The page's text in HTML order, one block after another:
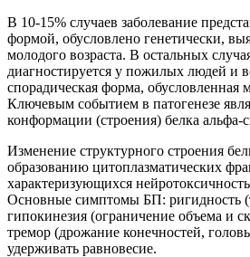
В 10-15% случаев заболевание
формой, обусловлено генетически,
молодого возраста. В остальных
диагностируется у пожилых людей и
спорадическая форма, обусловленная
Ключевым событием в патогенезе
конформации (строения) белка альфа-
Изменение структурного строения
образованию цитоплазматических
характеризующихся
Основные симптомы БП: ригидность
гипокинезия (ограничение объема и
тремор (дрожание конечностей,
удерживать равновесие.